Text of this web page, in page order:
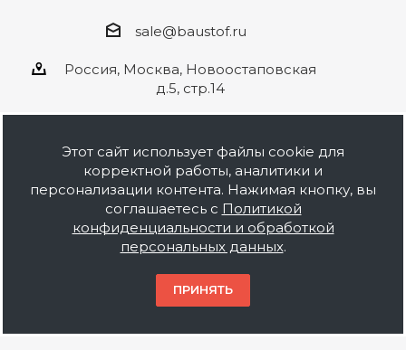
sale@baustof.ru
Россия, Москва, Новоостаповская
д.5, стр.14
2026 © ООО Баустов. Собственное
производство лакокрасочной продукции,
оптовая и розничная продажа строительных
материалов, комплектация объектов под ключ.
Информация на сайте носит ознакомительный
характер и не является публичной офертой.
Этот сайт использует файлы cookie для
корректной работы, аналитики и
персонализации контента. Нажимая кнопку, вы
соглашаетесь с Политикой
конфиденциальности и обработкой
персональных данных.
ПРИНЯТЬ